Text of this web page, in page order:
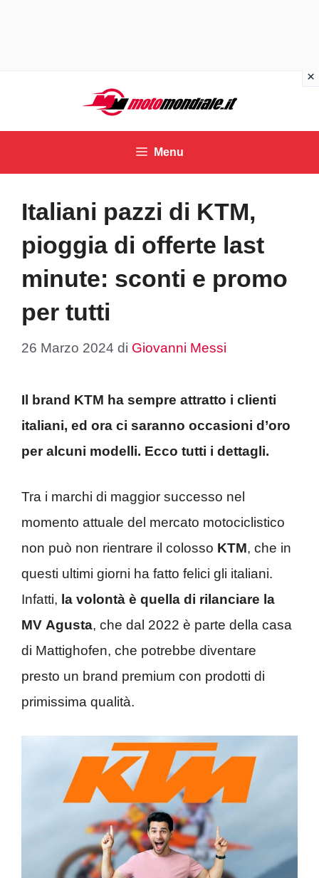
contenuto
Menu
Italiani pazzi di KTM,
pioggia di offerte last
minute: sconti e promo
per tutti
26 Marzo 2024 di Giovanni Messi
Il brand KTM ha sempre attratto i clienti
italiani, ed ora ci saranno occasioni d’oro
per alcuni modelli. Ecco tutti i dettagli.
Tra i marchi di maggior successo nel
momento attuale del mercato motociclistico
non può non rientrare il colosso KTM, che in
questi ultimi giorni ha fatto felici gli italiani.
Infatti, la volontà è quella di rilanciare la
MV Agusta, che dal 2022 è parte della casa
di Mattighofen, che potrebbe diventare
presto un brand premium con prodotti di
primissima qualità.